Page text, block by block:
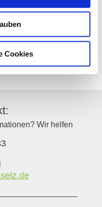
Cookies
heck.de
Wir helfen